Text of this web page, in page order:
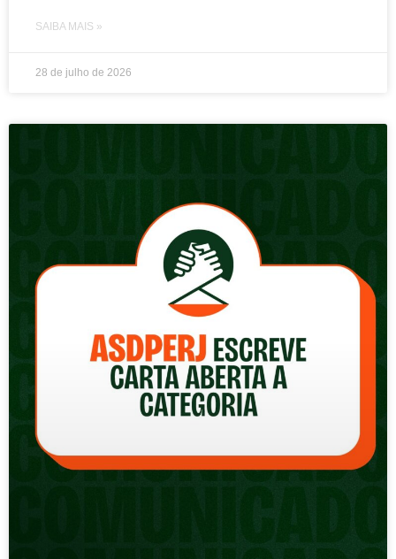
SAIBA MAIS »
28 de julho de 2026